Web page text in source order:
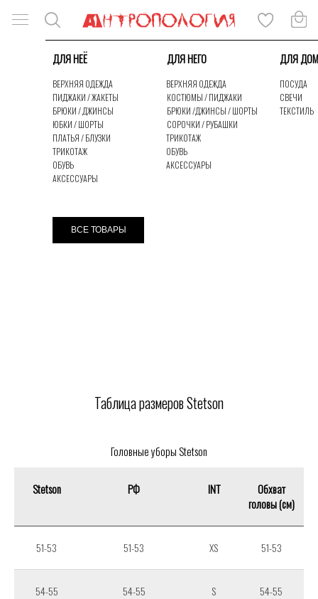
ДЛЯ НЕЁ ДЛЯ НЕГО ДЛЯ
ОБУВЬ
АКСЕССУАРЫ
ВЕРХНЯЯ ОДЕЖДА
ОБУВЬ
АКСЕССУАРЫ
ПОСУДА
ВСЕ ТОВАРЫ
СВЕЧИ
ТЕКСТИЛЬ
КОСТЮМЫ / ПИДЖАКИ
ТРИКОТАЖ
БРЮКИ /ДЖИНСЫ / ШОРТЫ
СОРОЧКИ / РУБАШКИ
ВЕРХНЯЯ ОДЕЖДА
ПИДЖАКИ / ЖАКЕТЫ
ТРИКОТАЖ
БРЮКИ / ДЖИНСЫ
ПЛАТЬЯ / БЛУЗКИ
ЮБКИ / ШОРТЫ
Таблица размеровStetson
Головные уборы Stetson
Stetson РФ INT
Обхват
головы (см)
51-53 51-53 XS 51-53
54-55 54-55 S 54-55